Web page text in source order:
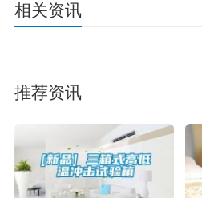
相关资讯
推荐资讯